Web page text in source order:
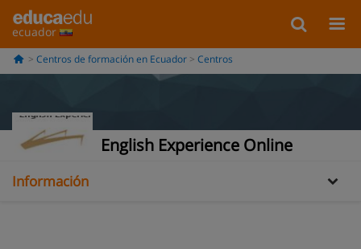
ecuador
Centros de formación en Ecuador Centros
English Experience Online
Información